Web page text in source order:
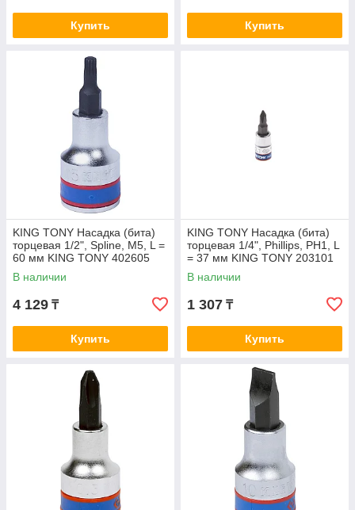
Купить Купить
KING TONY Насадка (бита)
торцевая 1/2", Spline, M5, L =
60 мм KING TONY 402605
В наличии
4 129 ₸
Купить
KING TONY Насадка (бита)
торцевая 1/4", Phillips, PH1, L
= 37 мм KING TONY 203101
В наличии
1 307 ₸
Купить